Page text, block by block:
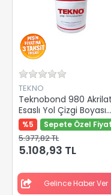
TEKNO
Teknobond 980 Akrilat
Esaslı Yol Çizgi Boyası
Kırmızı 25 Kg
%5 Sepete Özel Fiyat
5.377,82 TL
5.108,93 TL
Gelince Haber Ver